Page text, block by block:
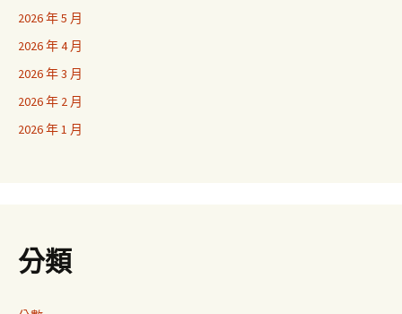
2026 年 5 月
2026 年 4 月
2026 年 3 月
2026 年 2 月
2026 年 1 月
分類